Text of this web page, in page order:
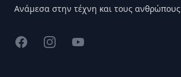
Ανάμεσα στην τέχνη και τους ανθρώπους
FacebookInstagramYouTube